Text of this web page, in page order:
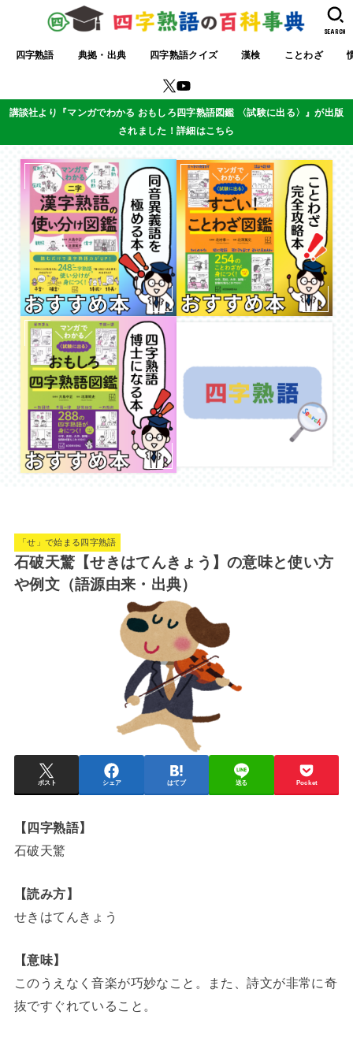
四字熟語 典拠・出典 四字熟語クイズ 漢検 ことわざ
SEARCH
講談社より『マンガでわかる おもしろ四字熟語図鑑 〈試験に出る〉』が出版
されました！詳細はこちら
「せ」で始まる四字熟語
石破天驚【せきはてんきょう】の意味と使い方
や例文（語源由来・出典）
ポスト シェア はてブ 送る Pocket
【四字熟語】
石破天驚
【読み方】
せきはてんきょう
【意味】
このうえなく音楽が巧妙なこと。また、詩文が非常に奇
抜ですぐれていること。